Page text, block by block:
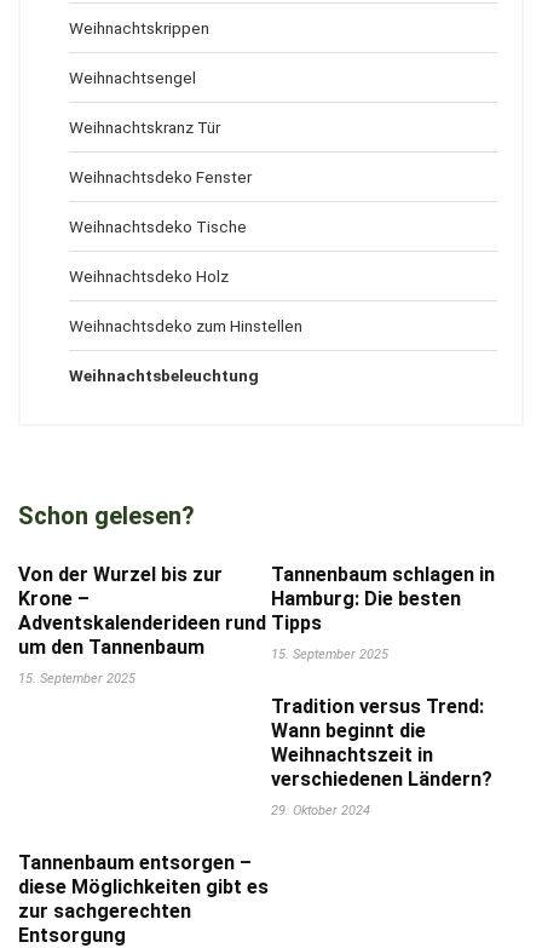
Weihnachtskrippen
Weihnachtsengel
Weihnachtskranz Tür
Weihnachtsdeko Fenster
Weihnachtsdeko Tische
Weihnachtsdeko Holz
Weihnachtsdeko zum Hinstellen
Weihnachtsbeleuchtung
Schon gelesen?
Von der Wurzel bis zur
Krone –
Adventskalenderideen rund
um den Tannenbaum
15. September 2025
Tannenbaum schlagen in
Hamburg: Die besten
Tipps
15. September 2025
Tradition versus Trend:
Wann beginnt die
Weihnachtszeit in
verschiedenen Ländern?
29. Oktober 2024
Tannenbaum entsorgen –
diese Möglichkeiten gibt es
zur sachgerechten
Entsorgung